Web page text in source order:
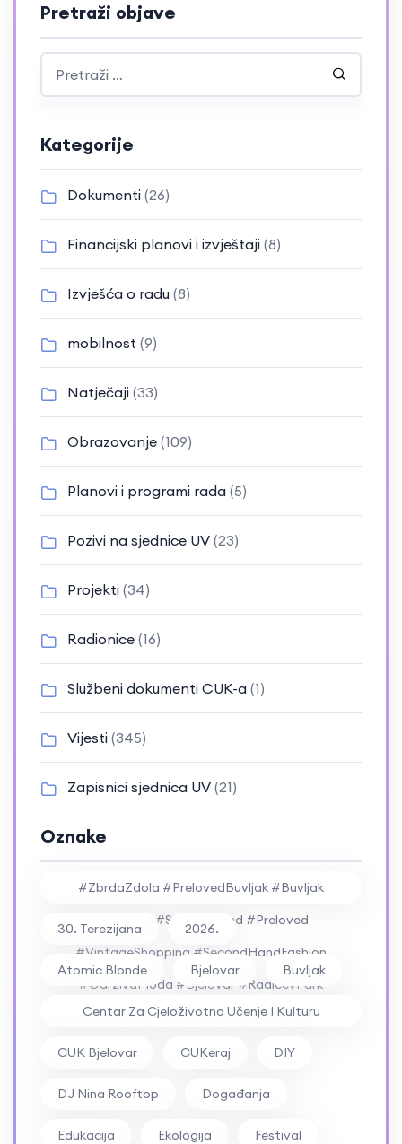
Pretraži objave
Kategorije
Dokumenti (26)
Financijski planovi i izvještaji (8)
Izvješća o radu (8)
mobilnost (9)
Natječaji (33)
Obrazovanje (109)
Planovi i programi rada (5)
Pozivi na sjednice UV (23)
Projekti (34)
Radionice (16)
Službeni dokumenti CUK-a (1)
Vijesti (345)
Zapisnici sjednica UV (21)
Oznake
#ZbrdaZdola #PrelovedBuvljak #Buvljak
#Vintage #SecondHand #Preloved
#VintageShopping #SecondHandFashion
#OdrživaModa #Bjelovar #RadićevPark
#RockFestival #ZbrdaZdola2026
30. Terezijana 2026.
Atomic Blonde Bjelovar Buvljak
Centar Za Cjeloživotno Učenje I Kulturu
CUK Bjelovar CUKeraj DIY
DJ Nina Rooftop Događanja
Edukacija Ekologija Festival